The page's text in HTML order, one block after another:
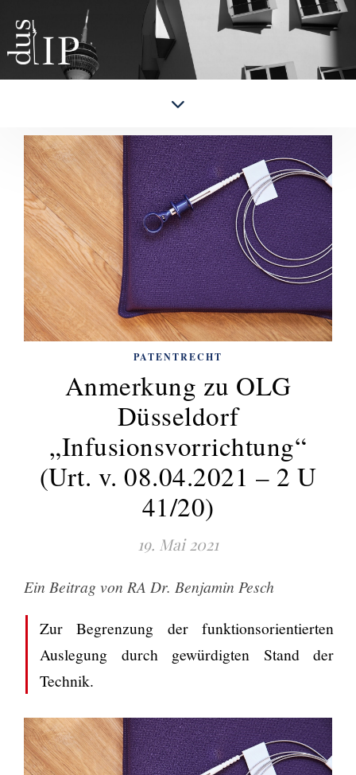
PATENTRECHT
Anmerkung zu OLG
Düsseldorf
„Infusionsvorrichtung“
(Urt. v. 08.04.2021 – 2 U
41/20)
19. Mai 2021
Ein Beitrag von RA Dr. Benjamin Pesch
Zur Begrenzung der funktionsorientierten
Auslegung durch gewürdigten Stand der
Technik.